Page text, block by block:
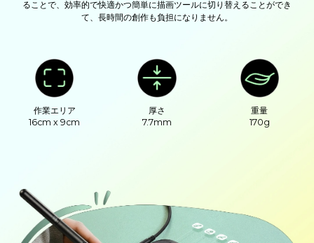
ることで、効率的で快適かつ簡単に描画ツールに切り替えることができ
て、長時間の創作も負担になりません。
作業エリア
16cm x 9cm
厚さ
7.7mm
重量
170g